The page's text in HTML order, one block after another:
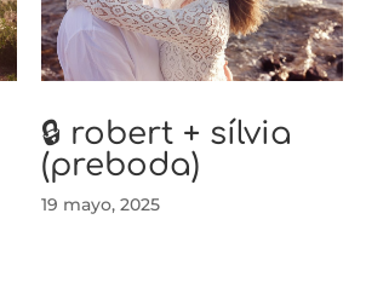
🔒 robert + sílvia
(preboda)
19 mayo, 2025